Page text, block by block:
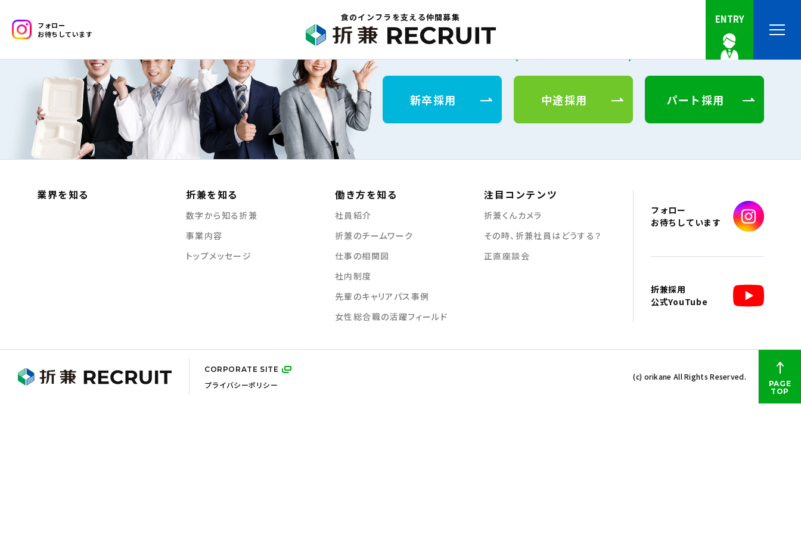
食のインフラを支える仲間募集 ENTRY
フォロー
お待ちしています
新卒採用 中途採用 パート採用
PAGE
TOP
業界を知る 折兼を知る
数字から知る折兼
事業内容
トップメッセージ
働き方を知る
社員紹介
折兼のチームワーク
仕事の相関図
社内制度
先輩のキャリアパス事例
女性総合職の活躍フィールド
注目コンテンツ
折兼くんカメラ
その時、折兼社員はどうする？
正直座談会
フォロー
お待ちしています
折兼採用
公式YouTube
CORPORATE SITE
プライバシーポリシー
(c) orikane All Rights Reserved.